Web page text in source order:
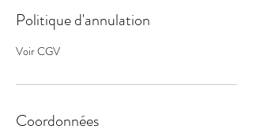
Politique d'annulation
Voir CGV
Coordonnées